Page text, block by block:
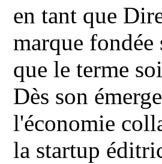
en tant que
marque
que le terme
Dès son
l'économie
la startup